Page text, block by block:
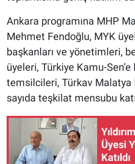
Ankara programına MHP
Mehmet Fendoğlu, MYK
başkanları ve yönetimleri,
üyeleri, Türkiye Kamu-Sen’e
temsilcileri, Türkav Malatya
sayıda teşkilat mensubu
Üyesi
Katıldı